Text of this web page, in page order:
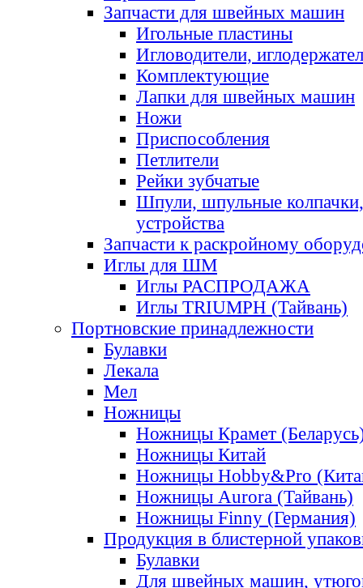
Запчасти для швейных машин
Игольные пластины
Игловодители,
Комплектующие
Лапки для швейных машин
Ножи
Приспособления
Петлители
Рейки зубчатые
Шпули, шпульные
устройства
Запчасти к раскройному
Иглы для ШМ
Иглы РАСПРОДАЖА
Иглы TRIUMPH (Тайвань)
Портновские принадлежности
Булавки
Лекала
Мел
Ножницы
Ножницы Крамет
Ножницы Китай
Ножницы Hobby&Pro
Ножницы Aurora (Тайвань)
Ножницы Finny (Германия)
Продукция в блистерной
Булавки
Для швейных машин,